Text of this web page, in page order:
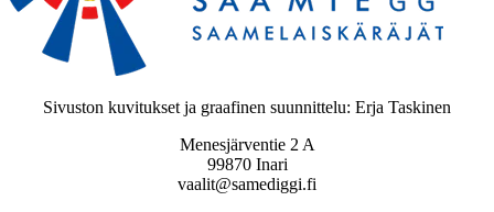
Sivuston kuvitukset ja graafinen suunnittelu: Erja Taskinen
Menesjärventie 2 A
99870 Inari
vaalit@samediggi.fi